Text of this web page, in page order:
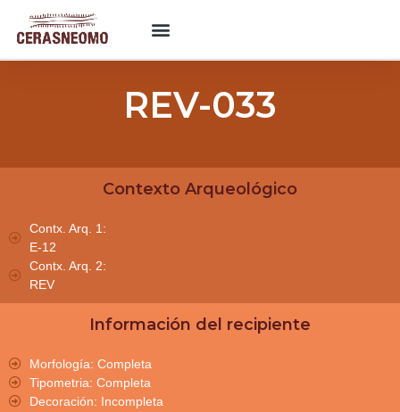
REV-033
Contexto Arqueológico
Contx. Arq. 1:
E-12
Contx. Arq. 2:
REV
Información del recipiente
Morfología: Completa
Tipometria: Completa
Decoración: Incompleta